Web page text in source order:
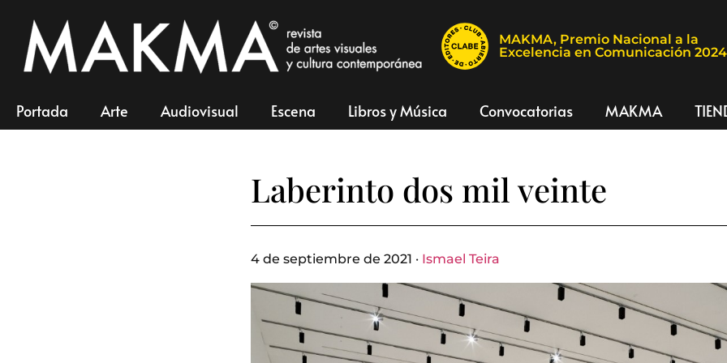
MAKMA, Premio Nacional a la
Excelencia en Comunicación 2024
Portada Arte Audiovisual Escena Libros y Música Convocatorias MAKMA
Laberinto dos mil veinte
4 de septiembre de 2021 · Ismael Teira